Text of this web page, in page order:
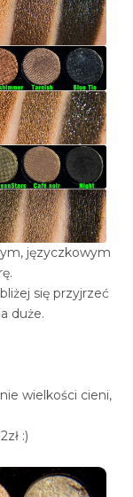
języczkowym
się przyjrzeć
duże.
wielkości cieni,
:)